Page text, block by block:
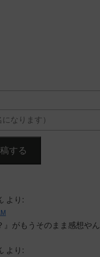
する
より:
』がもうそのまま感想やん
より: